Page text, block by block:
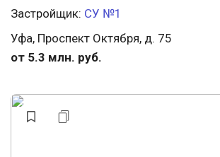
Застройщик: СУ №1
Уфа, Проспект Октября, д. 75
от 5.3 млн. руб.